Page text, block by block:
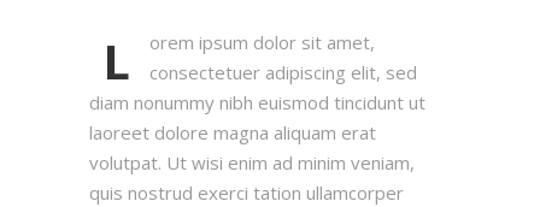
L
orem ipsum dolor sit amet,
consectetuer adipiscing elit, sed
diam nonummy nibh euismod tincidunt ut
laoreet dolore magna aliquam erat
volutpat. Ut wisi enim ad minim veniam,
quis nostrud exerci tation ullamcorper